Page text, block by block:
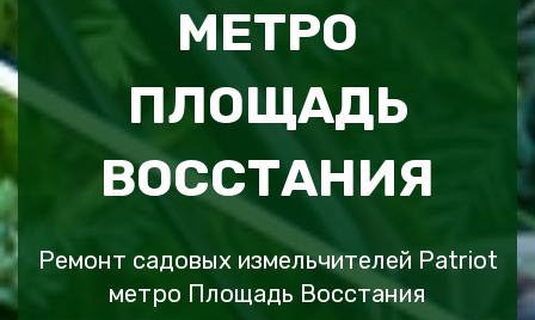
МЕТРО
ПЛОЩАДЬ
ВОССТАНИЯ
Ремонт садовых измельчителей Patriot
метро Площадь Восстания